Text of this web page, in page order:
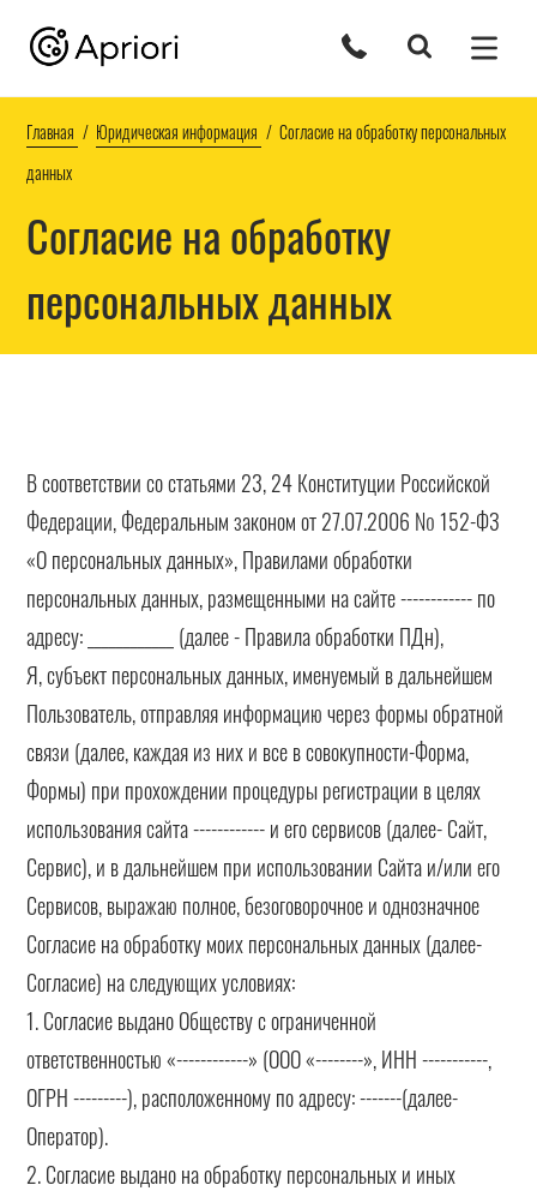
Главная Юридическая информация
Согласие на обработку персональных
данных
Согласие на обработку
персональных данных
В соответствии со статьями 23, 24 Конституции Российской
Федерации, Федеральным законом от 27.07.2006 № 152-ФЗ
«О персональных данных», Правилами обработки
персональных данных, размещенными на сайте ------------ по
адресу: ____________ (далее - Правила обработки ПДн),
Я, субъект персональных данных, именуемый в дальнейшем
Пользователь, отправляя информацию через формы обратной
связи (далее, каждая из них и все в совокупности-Форма,
Формы) при прохождении процедуры регистрации в целях
использования сайта ------------ и его сервисов (далее- Сайт,
Сервис), и в дальнейшем при использовании Сайта и/или его
Сервисов, выражаю полное, безоговорочное и однозначное
Согласие на обработку моих персональных данных (далее-
Согласие) на следующих условиях:
1. Согласие выдано Обществу с ограниченной
ответственностью «------------» (ООО «--------», ИНН -----------,
ОГРН ---------), расположенному по адресу: -------(далее-
Оператор).
2. Согласие выдано на обработку персональных и иных